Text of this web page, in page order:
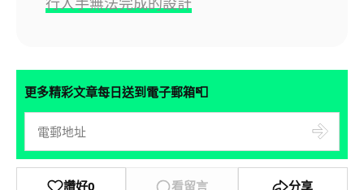
更多精彩文章每日送到電子郵箱📮
讚好0 看留言 分享